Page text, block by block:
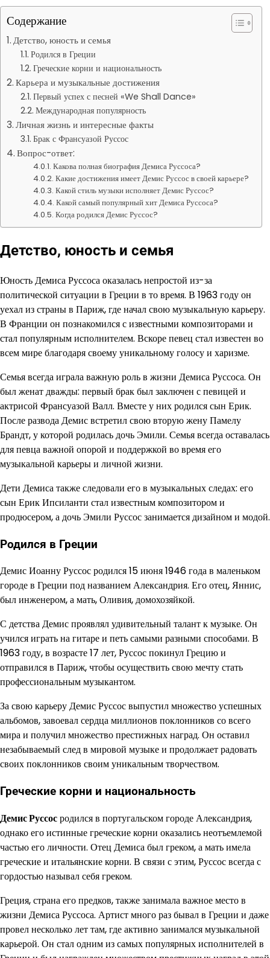
Содержание
Детство, юность и семья
Родился в Греции
Греческие корни и национальность
Карьера и музыкальные достижения
Первый успех с песней «We Shall Dance»
Международная популярность
Личная жизнь и интересные факты
Брак с Франсуазой Руссос
Вопрос-ответ:
Какова полная биография Демиса Руссоса?
Какие достижения имеет Демис Руссос в своей карьере?
Какой стиль музыки исполняет Демис Руссос?
Какой самый популярный хит Демиса Руссоса?
Когда родился Демис Руссос?
Детство, юность и семья
Юность Демиса Руссоса оказалась непростой из-за
политической ситуации в Греции в то время. В 1963 году он
уехал из страны в Париж, где начал свою музыкальную карьеру.
В Франции он познакомился с известными композиторами и
стал популярным исполнителем. Вскоре певец стал известен во
всем мире благодаря своему уникальному голосу и харизме.
Семья всегда играла важную роль в жизни Демиса Руссоса. Он
был женат дважды: первый брак был заключен с певицей и
актрисой Франсуазой Валл. Вместе у них родился сын Ерик.
После развода Демис встретил свою вторую жену Памелу
Брандт, у которой родилась дочь Эмили. Семья всегда оставалась
для певца важной опорой и поддержкой во время его
музыкальной карьеры и личной жизни.
Дети Демиса также следовали его в музыкальных следах: его
сын Ерик Ипсиланти стал известным композитором и
продюсером, а дочь Эмили Руссос занимается дизайном и модой.
Родился в Греции
Демис Иоанну Руссос родился 15 июня 1946 года в маленьком
городе в Греции под названием Александрия. Его отец, Яннис,
был инженером, а мать, Оливия, домохозяйкой.
С детства Демис проявлял удивительный талант к музыке. Он
учился играть на гитаре и петь самыми разными способами. В
1963 году, в возрасте 17 лет, Руссос покинул Грецию и
отправился в Париж, чтобы осуществить свою мечту стать
профессиональным музыкантом.
За свою карьеру Демис Руссос выпустил множество успешных
альбомов, завоевал сердца миллионов поклонников со всего
мира и получил множество престижных наград. Он оставил
незабываемый след в мировой музыке и продолжает радовать
своих поклонников своим уникальным творчеством.
Греческие корни и национальность
Демис Руссосродился в португальском городе Александрия,
однако его истинные греческие корни оказались неотъемлемой
частью его личности. Отец Демиса был греком, а мать имела
греческие и итальянские корни. В связи с этим, Руссос всегда с
гордостью называл себя греком.
Греция, страна его предков, также занимала важное место в
жизни Демиса Руссоса. Артист много раз бывал в Греции и даже
провел несколько лет там, где активно занимался музыкальной
карьерой. Он стал одним из самых популярных исполнителей в